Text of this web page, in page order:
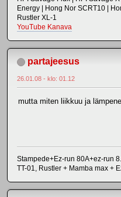
Energy | Hong Nor SCRT10 |
Rustler XL-1
YouTube Kanava
partajeesus
26.01.08 - klo: 01.12
mutta miten liikkuu ja
Stampede+Ez-run 80A+ez-run
TT-01, Rustler + Mamba max +